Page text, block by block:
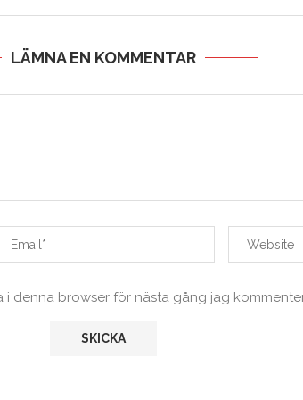
LÄMNA EN KOMMENTAR
denna browser för nästa gång jag